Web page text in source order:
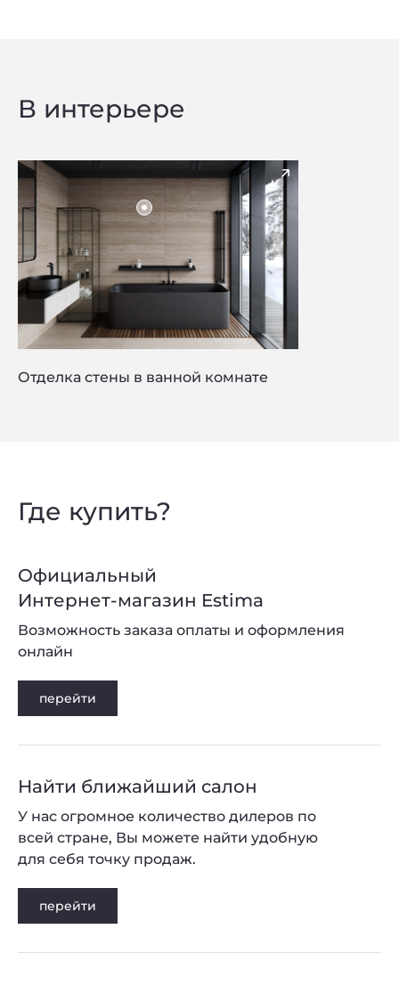
В интерьере
Отделка стены в ванной комнате
Где купить?
Официальный
Интернет-магазин Estima
перейти
Возможность заказа оплаты и оформления
онлайн
Найти ближайший салон
перейти
У нас огромное количество дилеров по
всей стране, Вы можете найти удобную
для себя точку продаж.